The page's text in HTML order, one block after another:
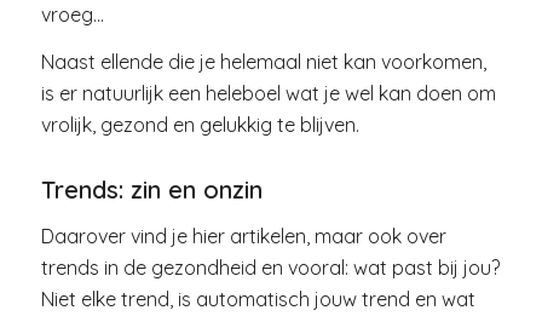
vroeg…
Naast ellende die je helemaal niet kan voorkomen,
is er natuurlijk een heleboel wat je wel kan doen om
vrolijk, gezond en gelukkig te blijven.
Trends: zin en onzin
Daarover vind je hier artikelen, maar ook over
trends in de gezondheid en vooral: wat past bij jou?
Niet elke trend, is automatisch jouw trend en wat